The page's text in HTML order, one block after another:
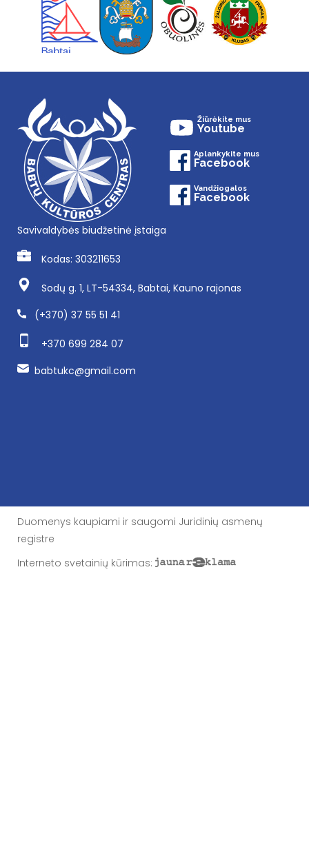
Žiūrėkite mus
Youtube
Aplankykite mus
Facebook
Vandžiogalos
Facebook
Savivaldybės biudžetinė įstaiga
Kodas: 303211653
Sodų g. 1, LT-54334, Babtai, Kauno rajonas
(+370) 37 55 51 41
+370 699 284 07
babtukc@gmail.com
Duomenys kaupiami ir saugomi Juridinių asmenų
registre
Interneto svetainių kūrimas: